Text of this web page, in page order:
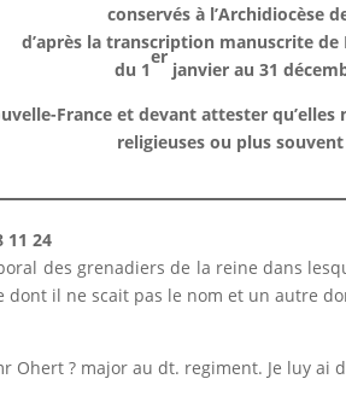
conservés à l’Archidiocèse
d’après la transcription manuscrite de
du 1
er
janvier au 31
France et devant attester
religieuses ou plus souvent
11 24
des grenadiers de la reine dans
il ne scait pas le nom et un autre
? major au dt. regiment. Je luy ai